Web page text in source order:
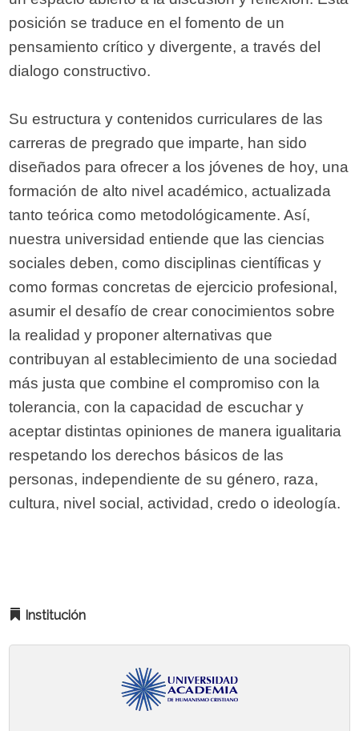
posición se traduce en el fomento de un
pensamiento crítico y divergente, a través del
dialogo constructivo.
Su estructura y contenidos curriculares de las
carreras de pregrado que imparte, han sido
diseñados para ofrecer a los jóvenes de hoy, una
formación de alto nivel académico, actualizada
tanto teórica como metodológicamente. Así,
nuestra universidad entiende que las ciencias
sociales deben, como disciplinas científicas y
como formas concretas de ejercicio profesional,
asumir el desafío de crear conocimientos sobre
la realidad y proponer alternativas que
contribuyan al establecimiento de una sociedad
más justa que combine el compromiso con la
tolerancia, con la capacidad de escuchar y
aceptar distintas opiniones de manera igualitaria
respetando los derechos básicos de las
personas, independiente de su género, raza,
cultura, nivel social, actividad, credo o ideología.
Institución